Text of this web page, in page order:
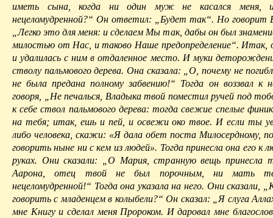
иметь сына, когда ни один муж не касался
нецеломудренной?“ Он ответил: „Будет так“. Но говорит
„Легко это для меня: и сделаем Мы так, дабы он был
милостью от Нас, и таково Наше предопределение“. Итак,
и удалилась с ним в отдаленное место. И муки
стволу пальмового дерева. Она сказала: „О, почему не
не была предана полному забвению!“ Тогда он воззвал к
говоря, „Не печалься, Владыка твой поместил ручей под
к себе ствол пальмового дерева: тогда свежие спелые
на тебя; итак, ешь и пей, и освежи око твое. И если ты
либо человека, скажи: «Я дала обет поста Милосердному,
говорить ныне ни с кем из людей». Тогда принесла она его к
руках. Они сказали: „О Мария, странную вещь
Аарона, отец твой не был порочным, ни мать
нецеломудренной!“ Тогда она указала на него. Они
говорить с младенцем в колыбели?“ Он сказал: „Я слуга
мне Книгу и сделал меня Пророком. И даровал мне